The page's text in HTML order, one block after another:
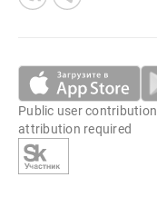
Public user
attribution required